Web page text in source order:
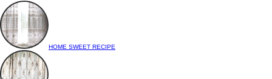
HOME SWEET RECIPE